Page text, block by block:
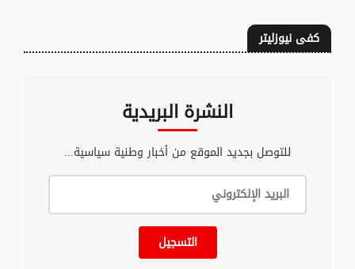
كفى نيوزليتر
النشرة البريدية
للتوصل بجديد الموقع من أخبار وطنية سياسية...
التسجيل